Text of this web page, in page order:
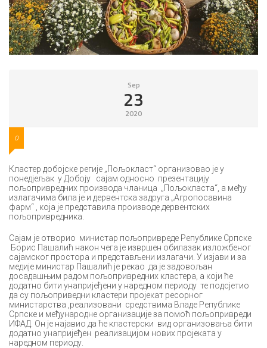
Sep
23
2020
0
Кластер добојске регије „Пољокласт“ организовао је у
понедјељак у Добоју сајам односно презентацију
пољопривредних производа чланица „Пољокласта“, а међу
излагачима била је и дервентска задруга „Агропосавина
фарм“ , која је представила производе дервентских
пољопривредника.
Сајам је отворио министар пољопривреде Републике Српске
Борис Пашалић након чега је извршен обилазак изложбеног
сајамског простора и представљени излагачи. У изјави и за
медије министар Пашалић је рекао да је задовољан
досадашњим радом пољопривредних кластера, а који ће
додатно бити унапријеђени у наредном периоду те подсјетио
да су пољоприведни кластери пројекат ресорног
министарства ,реализовани средствима Владе Републике
Српске и међународне организације за помоћ пољопривреди
ИФАД. Он је најавио да ће кластерски вид организовања бити
додатно унапријеђен реализацијом нових пројеката у
наредном периоду.